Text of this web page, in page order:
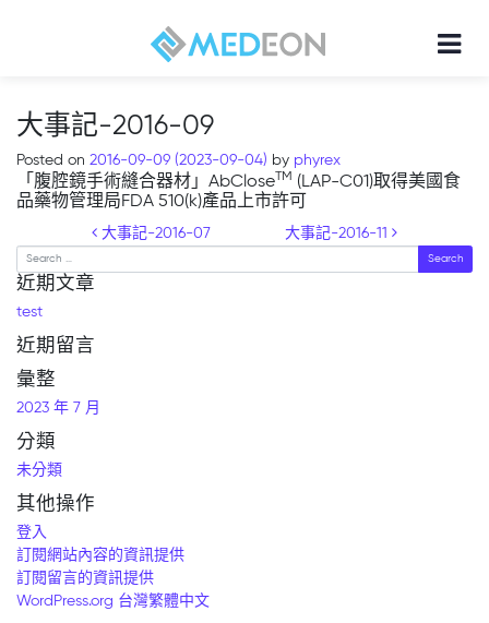
大事記-2016-09
Posted on 2016-09-09 (2023-09-04) by phyrex
「腹腔鏡手術縫合器材」AbCloseTM (LAP-C01)取得美國食
品藥物管理局FDA 510(k)產品上市許可
Post navigation
大事記-2016-07
大事記-2016-11
Search
近期文章
test
近期留言
彙整
2023 年 7 月
分類
未分類
其他操作
登入
訂閱網站內容的資訊提供
訂閱留言的資訊提供
WordPress.org 台灣繁體中文